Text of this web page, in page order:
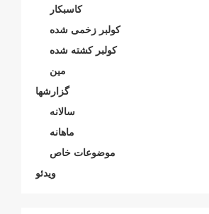
کاسبکار
کولبر زخمی شدە
کولبر کشتە شدە
مین
گزارشها
سالانە
ماهانە
موضوعات خاص
ویدئو